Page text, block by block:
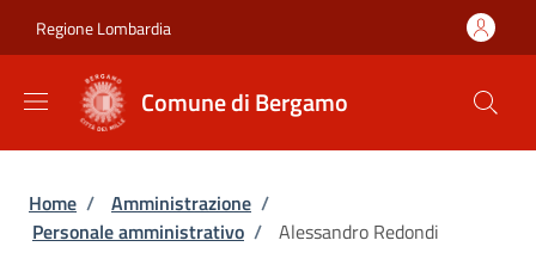
Regione Lombardia
Comune di Bergamo
Briciole di pane
Home / Amministrazione /
Personale amministrativo / Alessandro Redondi